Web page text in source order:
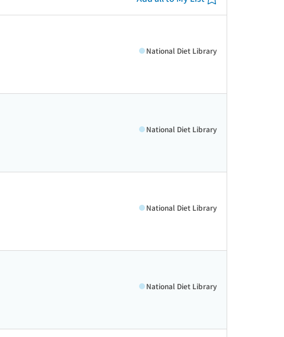
National Diet Library
National Diet Library
National Diet Library
National Diet Library